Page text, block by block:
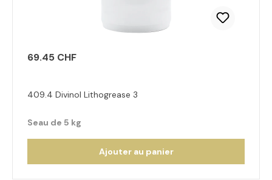
69.45 CHF
409.4 Divinol Lithogrease 3
Seau de 5 kg
Ajouter au panier